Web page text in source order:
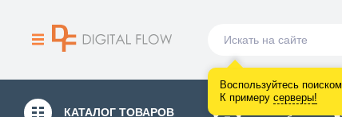
Воспользуйтесь
К примеру серверы!
КАТАЛОГ ТОВАРОВ
Компьютеры